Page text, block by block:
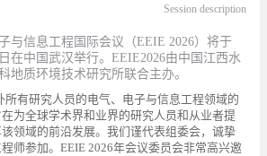
Session description
与信息工程国际会议（EEIE 2026）将于
日在中国武汉举行。EEIE2026由中国 江西水
地质环境技术研究所联合主办。
所有研究人员的电气、电子与信息工程领域的
为全球学术界和业界的研究人员和从业者提
领域的前沿发展。我们谨代表组委会，诚挚
师参加。EEIE 2026年会议委员会非常高兴邀